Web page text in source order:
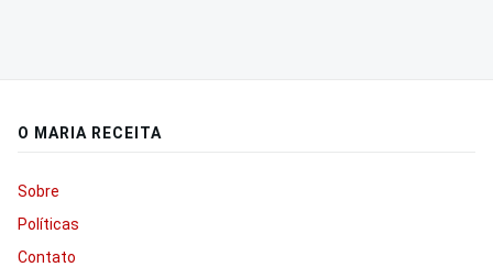
O MARIA RECEITA
Sobre
Políticas
Contato